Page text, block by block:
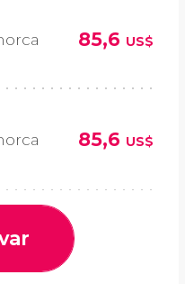
85,6 US$
85,6 US$